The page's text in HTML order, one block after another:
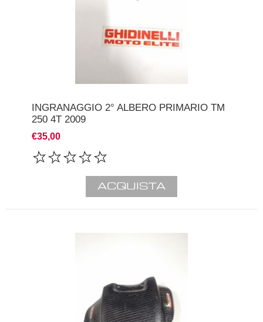
INGRANAGGIO 2° ALBERO PRIMARIO TM
250 4T 2009
€35,00